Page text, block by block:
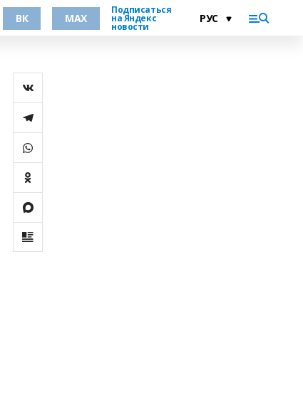
ВК MAX
Подписаться
на Яндекс
новости